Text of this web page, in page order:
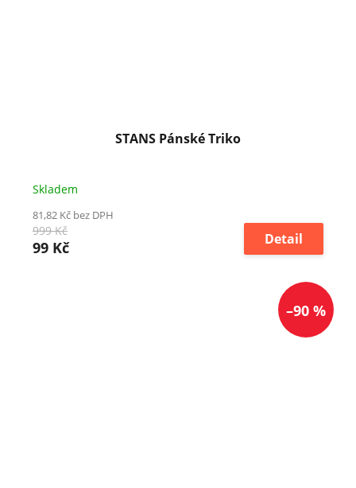
STANS Pánské Triko
Skladem
81,82 Kč bez DPH
999 Kč
99 Kč Detail
–90 %